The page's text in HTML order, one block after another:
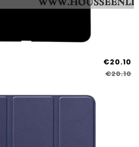
€20.10
€20.10